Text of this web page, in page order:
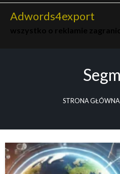
Skip
Adwords4export
STRONA GŁÓWNA